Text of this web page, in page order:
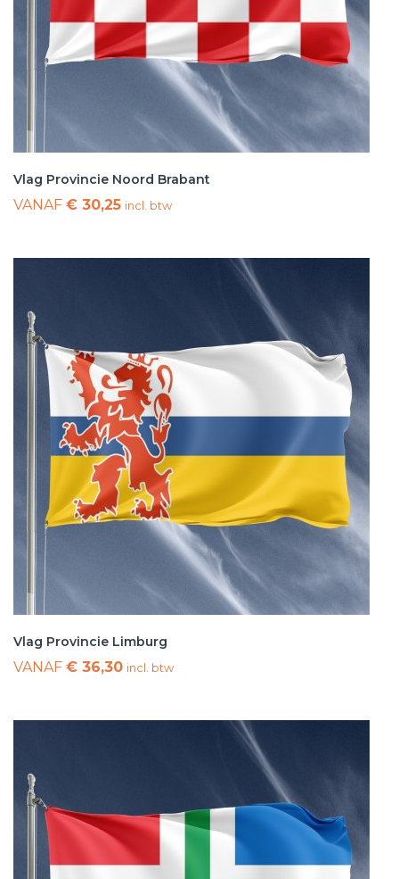
Vlag Provincie Noord Brabant
VANAF € 30,25 incl. btw
Vlag Provincie Limburg
VANAF € 36,30 incl. btw